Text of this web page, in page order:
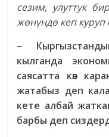
сезим, улуттук
жөнүндө кеп
–
кылганда
саясатта көз
жатабыз деп
кете албай
барбы деп